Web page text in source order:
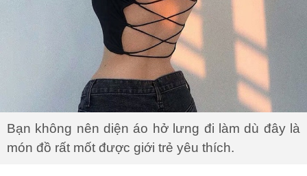
Bạn không nên diện áo hở lưng đi làm dù đây là
món đồ rất mốt được giới trẻ yêu thích.